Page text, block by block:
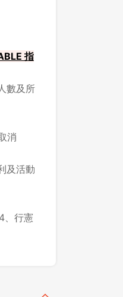
指
數及所
消
及活動
、行憲